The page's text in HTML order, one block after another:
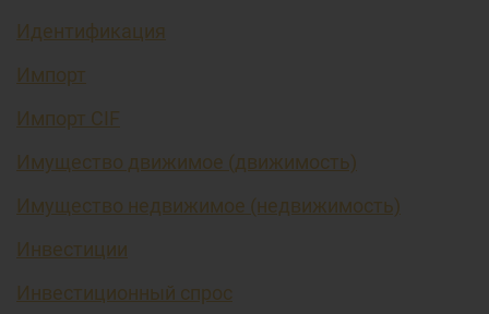
Идентификация
Импорт
Импорт CIF
Имущество движимое (движимость)
Имущество недвижимое (недвижимость)
Инвестиции
Инвестиционный спрос